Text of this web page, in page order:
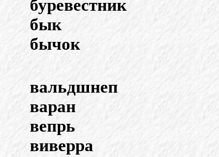
буревестник
бык
бычок
вальдшнеп
варан
вепрь
виверра